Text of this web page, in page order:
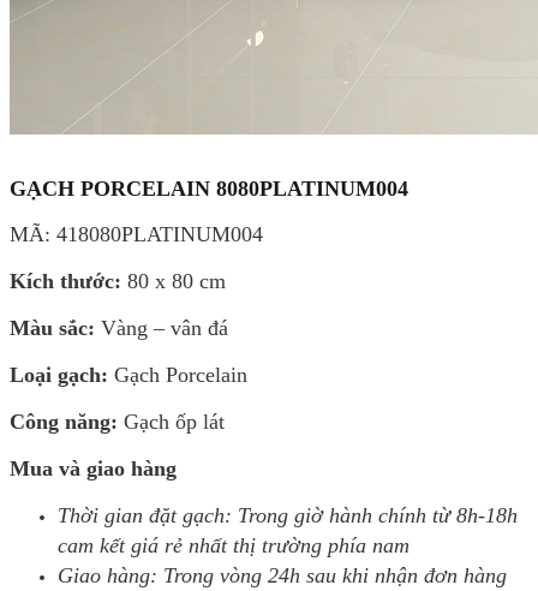
GẠCH PORCELAIN 8080PLATINUM004
MÃ: 418080PLATINUM004
Kích thước: 80 x 80 cm
Màu sắc: Vàng – vân đá
Loại gạch: Gạch Porcelain
Công năng: Gạch ốp lát
Mua và giao hàng
Thời gian đặt gạch: Trong giờ hành chính từ 8h-18h
cam kết giá rẻ nhất thị trường phía nam
Giao hàng: Trong vòng 24h sau khi nhận đơn hàng